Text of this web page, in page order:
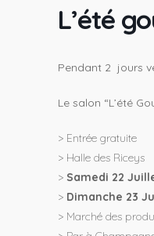
L’été
Pendant 2 jours
Le salon “L’été
> Entrée gratuite
> Halle des Riceys
> Samedi 22
> Dimanche 23
> Marché des